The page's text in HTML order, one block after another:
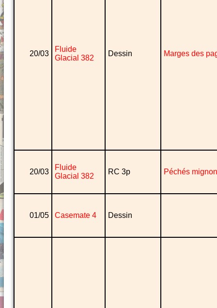
20/03
Fluide
Glacial 382
Dessin Marges des
20/03
Fluide
Glacial 382
RC 3p Péchés
01/05 Casemate 4 Dessin